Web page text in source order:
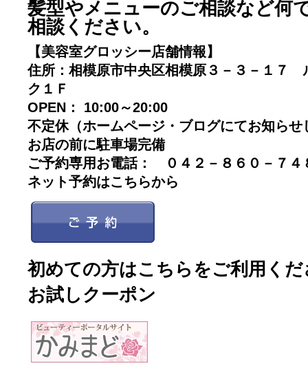
髪型やメニューのご相談など何
相談ください。
【美容室グロッシー店舗情報】
住所：相模原市中央区相模原３－３－１７
ク１Ｆ
OPEN： 10:00～20:00
不定休（ホームページ・ブログにてお知らせ
お店の前に駐車場完備
ご予約専用お電話： ０４２－８６０－７
ネット予約はこちらから
初めての方はこちらをご利用くだ
お試しクーポン